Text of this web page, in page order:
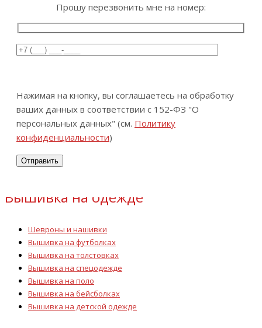
Прошу перезвонить мне на номер:
Нажимая на кнопку, вы соглашаетесь на обработку
ваших данных в соответствии с 152-ФЗ "О
персональных данных" (см. Политику
конфиденциальности)
Вышивка на одежде
Шевроны и нашивки
Вышивка на футболках
Вышивка на толстовках
Вышивка на спецодежде
Вышивка на поло
Вышивка на бейсболках
Вышивка на детской одежде